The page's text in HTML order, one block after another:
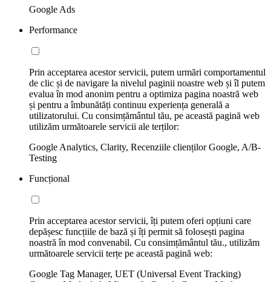
Google Ads
Performance
Prin acceptarea acestor servicii, putem urmări comportamentul
de clic și de navigare la nivelul paginii noastre web și îl putem
evalua în mod anonim pentru a optimiza pagina noastră web
și pentru a îmbunătăți continuu experiența generală a
utilizatorului. Cu consimțământul tău, pe această pagină web
utilizăm următoarele servicii ale terților:
Google Analytics, Clarity, Recenziile clienților Google, A/B-
Testing
Funcțional
Prin acceptarea acestor servicii, îți putem oferi opțiuni care
depășesc funcțiile de bază și îți permit să folosești pagina
noastră în mod convenabil. Cu consimțământul tău., utilizăm
următoarele servicii terțe pe această pagină web:
Google Tag Manager, UET (Universal Event Tracking)